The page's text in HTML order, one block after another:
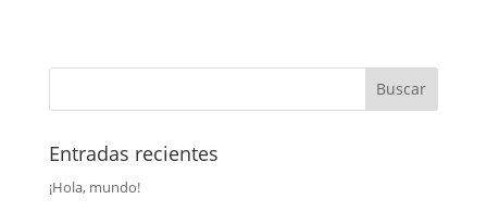
Entradas recientes
¡Hola, mundo!